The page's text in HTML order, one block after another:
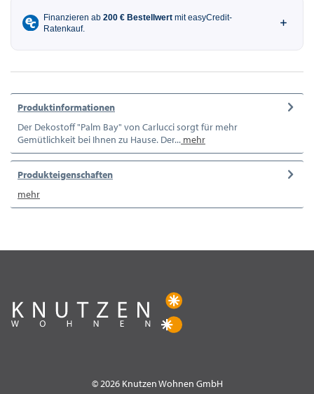
Produktinformationen
Der Dekostoff "Palm Bay" von Carlucci sorgt für mehr
Gemütlichkeit bei Ihnen zu Hause. Der... mehr
Produkteigenschaften
mehr
© 2026 Knutzen Wohnen GmbH